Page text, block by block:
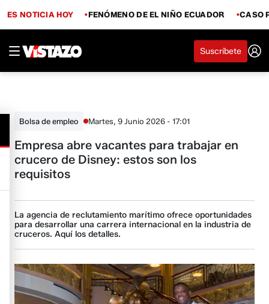
ES NOTICIA HOY FENÓMENO DE EL NIÑO ECUADOR CASO
Suscríbete
Bolsa de empleo Martes, 9 Junio 2026 - 17:01
Empresa abre vacantes para trabajar en
crucero de Disney: estos son los
requisitos
La agencia de reclutamiento marítimo ofrece oportunidades
para desarrollar una carrera internacional en la industria de
cruceros. Aquí los detalles.